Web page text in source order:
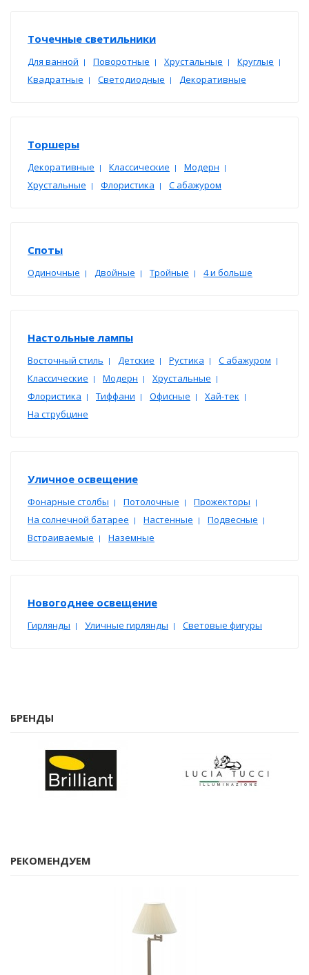
Точечные светильники
Для ванной | Поворотные | Хрустальные | Круглые |
Квадратные | Светодиодные | Декоративные
Торшеры
Декоративные | Классические | Модерн |
Хрустальные | Флористика | С абажуром
Споты
Одиночные | Двойные | Тройные | 4 и больше
Настольные лампы
Восточный стиль | Детские | Рустика | С абажуром |
Классические | Модерн | Хрустальные |
Флористика | Тиффани | Офисные | Хай-тек |
На струбцине
Уличное освещение
Фонарные столбы | Потолочные | Прожекторы |
На солнечной батарее | Настенные | Подвесные |
Встраиваемые | Наземные
Новогоднее освещение
Гирлянды | Уличные гирлянды | Световые фигуры
БРЕНДЫ
РЕКОМЕНДУЕМ